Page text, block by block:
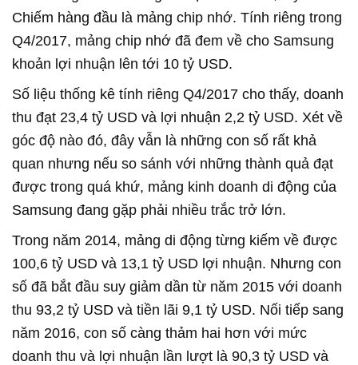
Chiếm hàng đầu là mảng chip nhớ. Tính riêng trong
Q4/2017, mảng chip nhớ đã đem về cho Samsung
khoản lợi nhuận lên tới 10 tỷ USD.
Số liệu thống kê tính riêng Q4/2017 cho thấy, doanh
thu đạt 23,4 tỷ USD và lợi nhuận 2,2 tỷ USD. Xét về
góc độ nào đó, đây vẫn là những con số rất khả
quan nhưng nếu so sánh với những thành quả đạt
được trong quá khứ, mảng kinh doanh di động của
Samsung đang gặp phải nhiều trắc trở lớn.
Trong năm 2014, mảng di động từng kiếm về được
100,6 tỷ USD và 13,1 tỷ USD lợi nhuận. Nhưng con
số đã bắt đầu suy giảm dần từ năm 2015 với doanh
thu 93,2 tỷ USD và tiền lãi 9,1 tỷ USD. Nối tiếp sang
năm 2016, con số càng thảm hai hơn với mức
doanh thu và lợi nhuận lần lượt là 90,3 tỷ USD và